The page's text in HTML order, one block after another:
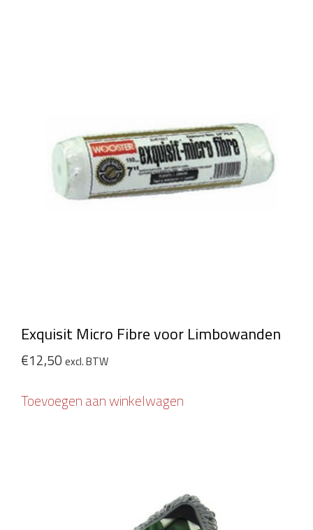
Exquisit Micro Fibre voor Limbowanden
€12,50 excl. BTW
Toevoegen aan winkelwagen